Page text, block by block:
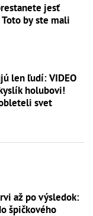
jesť
by ste mali
len ľudí: VIDEO
holubovi!
svet
až po výsledok:
špičkového